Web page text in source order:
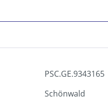
PSC.GE.9343165
Schönwald